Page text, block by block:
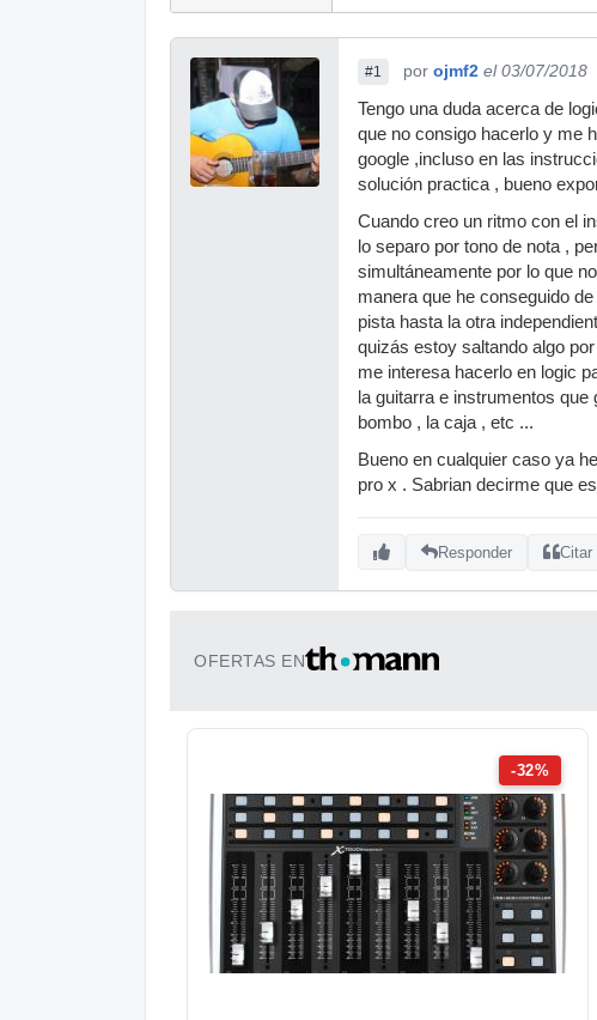
#1 por ojmf2 el 03/07/2018
Tengo una duda acerca de
que no consigo hacerlo y me
google ,incluso en las
solución practica , bueno
Cuando creo un ritmo con el
lo separo por tono de nota ,
simultáneamente por lo que
manera que he conseguido
pista hasta la otra
quizás estoy saltando algo
me interesa hacerlo en logic
la guitarra e instrumentos
bombo , la caja , etc ...
Bueno en cualquier caso ya
pro x . Sabrian decirme que
Responder Citar
OFERTAS EN
-32%